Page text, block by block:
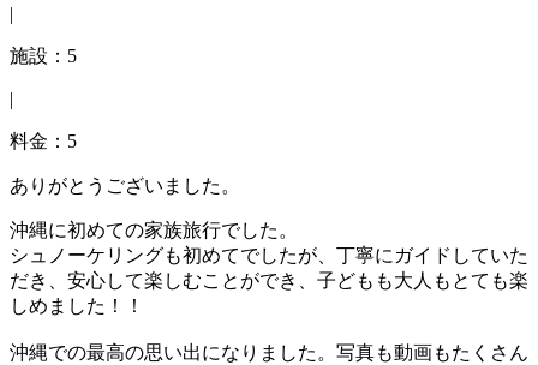
|
施設：5
|
料金：5
ありがとうございました。
沖縄に初めての家族旅行でした。
シュノーケリングも初めてでしたが、丁寧にガイドしていた
だき、安心して楽しむことができ、子どもも大人もとても楽
しめました！！
沖縄での最高の思い出になりました。写真も動画もたくさん